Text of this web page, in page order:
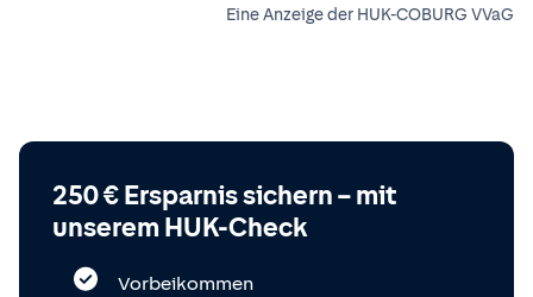
Eine Anzeige der HUK-COBURG VVaG
250 € Ersparnis sichern – mit
unserem HUK-Check
Vorbeikommen